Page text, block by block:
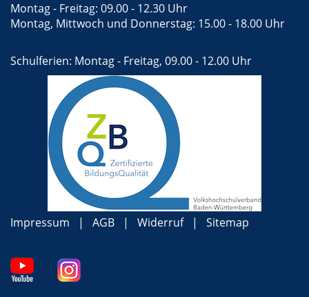
Montag - Freitag: 09.00 - 12.30 Uhr
Montag, Mittwoch und Donnerstag: 15.00 - 18.00 Uhr
Schulferien: Montag - Freitag, 09.00 - 12.00 Uhr
Impressum AGB Widerruf Sitemap